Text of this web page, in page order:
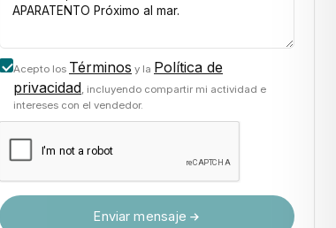
Acepto los Términos y la Política de
privacidad, incluyendo compartir mi actividad e
intereses con el vendedor.
Enviar mensaje